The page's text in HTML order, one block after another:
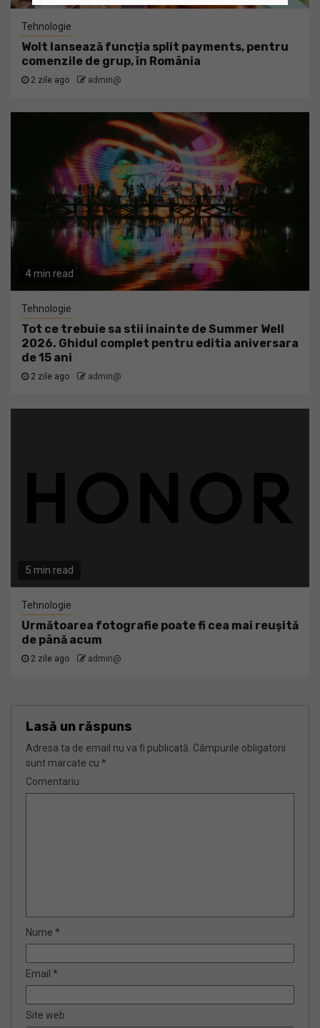
Tehnologie
Wolt lansează funcția split payments, pentru
comenzile de grup, în România
2 zile ago admin@
4 min read
Tehnologie
Tot ce trebuie sa stii inainte de Summer Well
2026. Ghidul complet pentru editia aniversara
de 15 ani
2 zile ago admin@
5 min read
Tehnologie
Următoarea fotografie poate fi cea mai reușită
de până acum
2 zile ago admin@
Lasă un răspuns
Adresa ta de email nu va fi publicată. Câmpurile obligatorii
sunt marcate cu *
Comentariu
Nume *
Email *
Site web